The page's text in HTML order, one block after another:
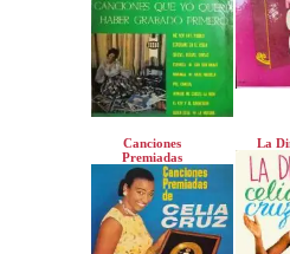
Canciones
Premiadas
La